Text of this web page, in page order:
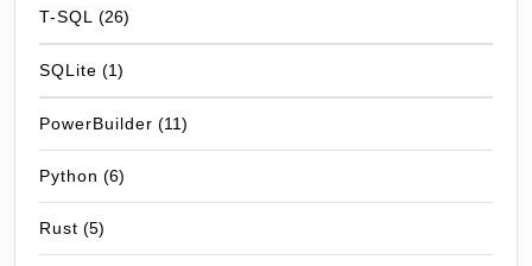
T-SQL (26)
SQLite (1)
PowerBuilder (11)
Python (6)
Rust (5)